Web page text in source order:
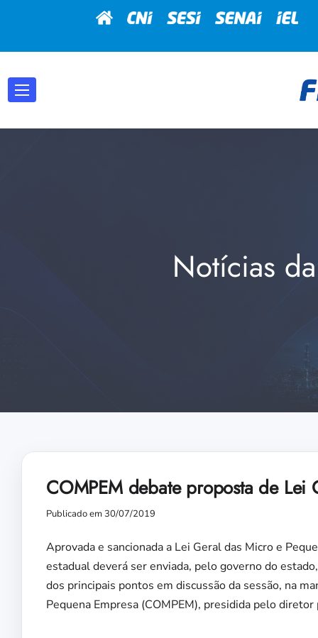
Notícias
COMPEM debate proposta de Lei
Publicado em 30/07/2019
Aprovada e sancionada a Lei Geral das Micro e
estadual deverá ser enviada, pelo governo do
dos principais pontos em discussão da sessão, na
Pequena Empresa (COMPEM), presidida pelo